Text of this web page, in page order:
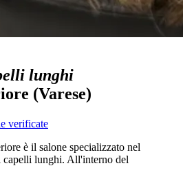
lunghi
(Varese)
verificate
è il salone specializzato nel
capelli lunghi. All'interno del